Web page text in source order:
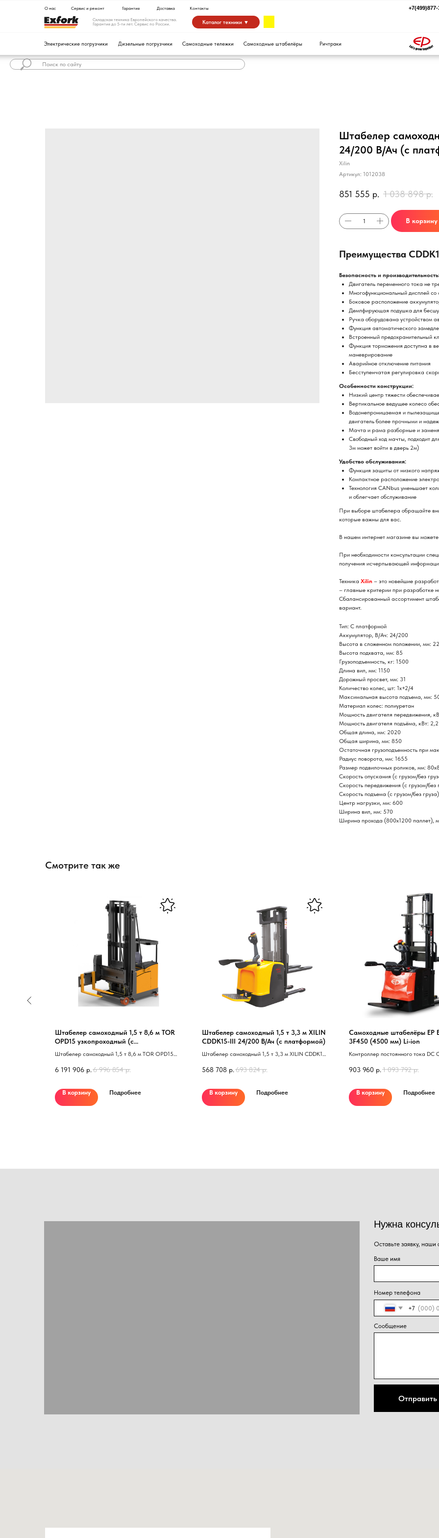
Каталог техники ▼
Складская техника Европейского качества.
Гарантия до 5-ти лет. Сервис по России.
О нас Сервис и ремонт Гарантия Контакты
Штабелер
24/200 В/Ач (с
Xilin
Артикул: 1012038
851 555 р. 1 038 898 р.
В корзину
Преимущества
Безопасность и
Двигатель переменного тока не
Многофункциональный дисплей со
Боковое расположение
Демпфирующая подушка для
Ручка оборудована устройством
Функция автоматического
Встроенный предохранительный
Функция торможения доступна в
маневрирование
Аварийное отключение питания
Бесступенчатая регулировка
Особенности конструкции:
Низкий центр тяжести
Вертикальное ведущее колесо
Водонепроницаемая и
двигатель более прочными и
Мачта и рама разборные и
Свободный ход мачты, подходит
3м может войти в дверь 2м)
Удобство обслуживания:
Функция защиты от низкого
Компактное расположение
Технология CANbus уменьшает
и облегчает обслуживание
При выборе штабелера обращайте
которые важны для вас.
В нашем интернет магазине вы
При необходимости консультации
получения исчерпывающей
Техника Xilin – это новейшие
– главные критерии при разработке
Сбалансированный ассортимент
вариант.
Тип: С платформой
Аккумулятор, В/Ач: 24/200
Высота в сложенном положении, мм:
Высота подхвата, мм: 85
Грузоподъемность, кг: 1500
Длина вил, мм: 1150
Дорожный просвет, мм: 31
Количество колес, шт: 1х+2/4
Максимальная высота подъема, мм:
Материал колес: полиуретан
Мощность двигателя передвижения,
Мощность двигателя подъёма, кВт: 2,2
Общая длина, мм: 2020
Общая ширина, мм: 850
Остаточная грузоподъемность при
Радиус поворота, мм: 1655
Размер подвилочных роликов, мм:
Скорость опускания (с грузом/без
Скорость передвижения (с грузом/без
Скорость подъема (с грузом/без
Центр нагрузки, мм: 600
Ширина вил, мм: 570
Ширина прохода (800х1200 паллет),
Смотрите так же
Штабелер самоходный 1,5 т 8,6 м TOR
OPD15 узкопроходный (с
фиксированной кабиной)
Штабелер самоходный 1,5 т 8,6 м TOR OPD15
6 191 906 р. 6 996 854 р.
В корзину Подробнее
Штабелер самоходный 1,5 т 3,3 м XILIN
CDDK15-III 24/200 В/Ач (с платформой)
Штабелер самоходный 1,5 т 3,3 м XILIN CDDK15-
568 708 р. 693 824 р.
В корзину Подробнее
Самоходные штабелёры EP
3F450 (4500 мм) Li-ion
Контроллер постоянного тока
поликарбоната; Рукоятка
при работе на уклонах; Сдвоенные
вилах; Колеса ролики полиуретан;
панели приборов.
903 960 р. 1 093 792 р.
В корзину Подробнее
+7
Отправить
Нужна консультация